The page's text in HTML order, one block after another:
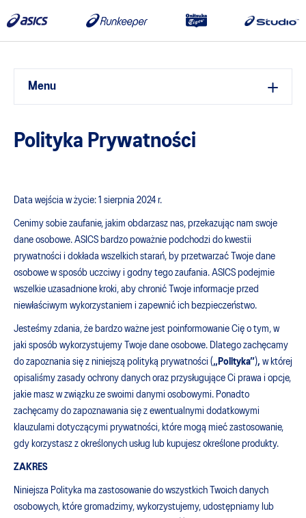
Menu
Polityka Prywatności
Data wejścia w życie: 1 sierpnia 2024 r.
Cenimy sobie zaufanie, jakim obdarzasz nas, przekazując nam swoje
dane osobowe. ASICS bardzo poważnie podchodzi do kwestii
prywatności i dokłada wszelkich starań, by przetwarzać Twoje dane
osobowe w sposób uczciwy i godny tego zaufania. ASICS podejmie
wszelkie uzasadnione kroki, aby chronić Twoje informacje przed
niewłaściwym wykorzystaniem i zapewnić ich bezpieczeństwo.
Jesteśmy zdania, że bardzo ważne jest poinformowanie Cię o tym, w
jaki sposób wykorzystujemy Twoje dane osobowe. Dlatego zachęcamy
do zapoznania się z niniejszą polityką prywatności („Polityka”), w której
opisaliśmy zasady ochrony danych oraz przysługujące Ci prawa i opcje,
jakie masz w związku ze swoimi danymi osobowymi. Ponadto
zachęcamy do zapoznawania się z ewentualnymi dodatkowymi
klauzulami dotyczącymi prywatności, które mogą mieć zastosowanie,
gdy korzystasz z określonych usług lub kupujesz określone produkty.
ZAKRES
Niniejsza Polityka ma zastosowanie do wszystkich Twoich danych
osobowych, które gromadzimy, wykorzystujemy, udostępniamy lub